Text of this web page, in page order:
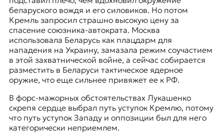
беларуского вождя и его силовиков. Но потом
Кремль запросил страшно высокую цену за
спасение союзника-автократа. Москва
использовала Беларусь как плацдарм для
нападения на Украину, замазала режим соучастием
в этой захватнической войне, а сейчас собирается
разместить в Беларуси тактическое ядерное
оружие, что еще сильнее привяжет ее к РФ.
В форс-мажорных обстоятельствах Лукашенко
скрепя сердце выбрал путь уступок Кремлю, потому
что путь уступок Западу и оппозиции был для него
категорически неприемлем.